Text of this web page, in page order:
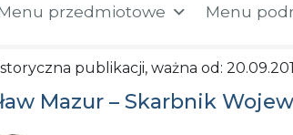
przedmiotowe Menu
publikacji, ważna od:
Mazur – Skarbnik